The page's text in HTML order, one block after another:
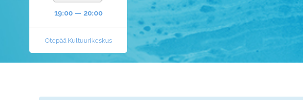
19:00 — 20:00
Otepää Kultuurikeskus